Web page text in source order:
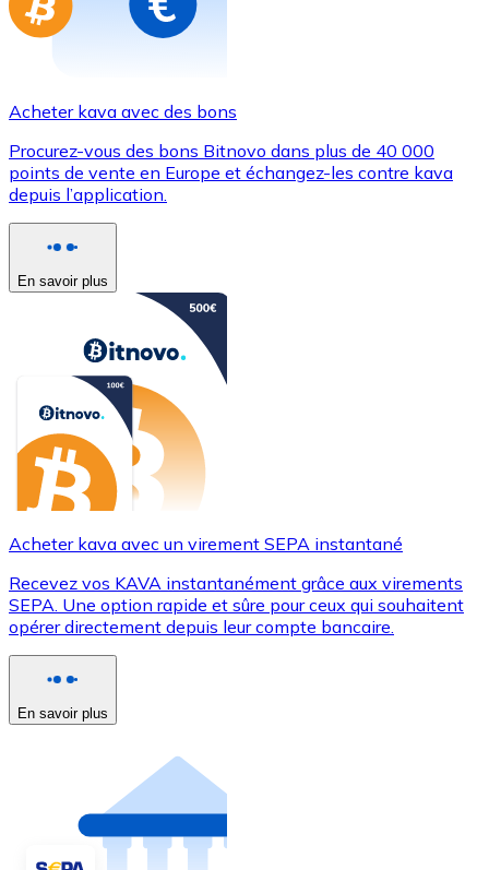
Acheter kava avec des bons
Procurez-vous des bons Bitnovo dans plus de 40 000
points de vente en Europe et échangez-les contre kava
depuis l’application.
En savoir plus
Acheter kava avec un virement SEPA instantané
Recevez vos KAVA instantanément grâce aux virements
SEPA. Une option rapide et sûre pour ceux qui souhaitent
opérer directement depuis leur compte bancaire.
En savoir plus